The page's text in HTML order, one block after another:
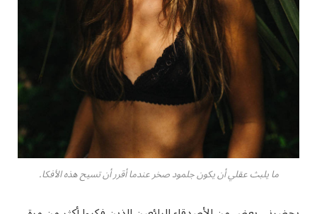
ما يلبث عقلي أن يكون جلمود صخر عندما أقرر أن تسيح هذه الأفكا.